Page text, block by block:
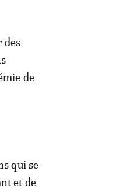
des
de
qui se
et de